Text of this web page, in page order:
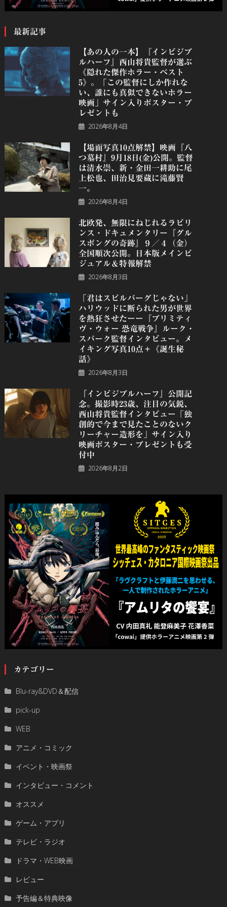
最新記事
【あの人の一本】『インビジブ
ルハーフ』⻄⼭将貴監督が選ぶ
《隠れた傑作ホラー・ベスト
5》。「この監督にしか作れな
い、誰にも真似できないホラー
映画」サイン入りポスター・プ
レゼントも
2026年8月4日
【場面写真10点解禁】映画『八
つ墓村』9月18日(金)公開。監督
は清水崇、新・金田一耕助に尾
上松也、田治見要蔵に滝藤賢
一。
2026年8月4日
北欧発、無限にねじれるラビリ
ンス・ドキュメンタリー『グル
スポングの奇跡』９／４（金）
全国順次公開。日本版メインビ
ジュアル＆特報解禁
2026年8月3日
「君はスピルバーグじゃない」
ハリウッドに断られた男が世界
を熱狂させたーー『プリミティ
ヴ・ウォー 恐⻯戦争』ルーク・
スパーク監督インタビュー。メ
イキング写真10点＋《誕⽣秘
話》
2026年8月3日
『インビジブルハーフ』公開記
念。撮影時23歳、注目の気鋭、
⻄⼭将貴監督インタビュー「独
創的で今まで見たことのないク
リーチャー造形を」サイン入り
映画ポスター・プレゼントも受
付中
2026年8月2日
カテゴリー
Blu-ray&DVD＆配信
pick-up
WEB
アニメ・コミック
イベント・映画祭
インタビュー・コメント
オススメ
ゲーム・アプリ
テレビ・ラジオ
ドラマ・WEB映画
レビュー
予告編＆特典映像